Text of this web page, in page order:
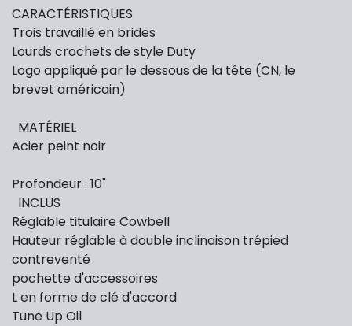
CARACTÉRISTIQUES
Trois travaillé en brides
Lourds crochets de style Duty
Logo appliqué par le dessous de la tête (CN, le
brevet américain)
MATÉRIEL
Acier peint noir
Profondeur : 10"
INCLUS
Réglable titulaire Cowbell
Hauteur réglable à double inclinaison trépied
contreventé
pochette d'accessoires
L en forme de clé d'accord
Tune Up Oil